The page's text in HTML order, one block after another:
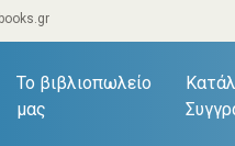
Το βιβλιοπωλείο
μας